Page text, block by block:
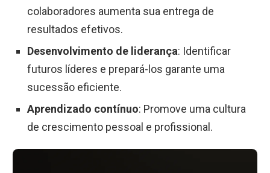
colaboradores aumenta sua entrega de
resultados efetivos.
Desenvolvimento de liderança: Identificar
futuros líderes e prepará-los garante uma
sucessão eficiente.
Aprendizado contínuo: Promove uma cultura
de crescimento pessoal e profissional.